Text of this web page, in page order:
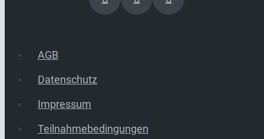
AGB
Datenschutz
Impressum
Teilnahmebedingungen